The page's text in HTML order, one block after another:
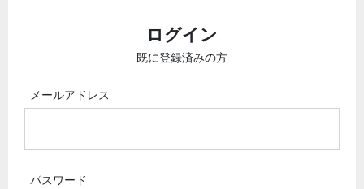
ログイン
既に登録済みの方
メールアドレス
パスワード